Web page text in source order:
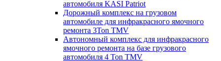
автомобиля KASI Patriot
Дорожный комплекс на грузовом
автомобиле для инфракрасного ямочного
ремонта 3Ton TMV
Автономный комплекс для инфракрасного
ямочного ремонта на базе грузового
автомобиля 4 Ton TMV